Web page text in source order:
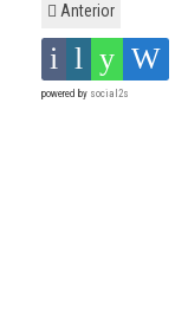
Anterior
powered by social2s